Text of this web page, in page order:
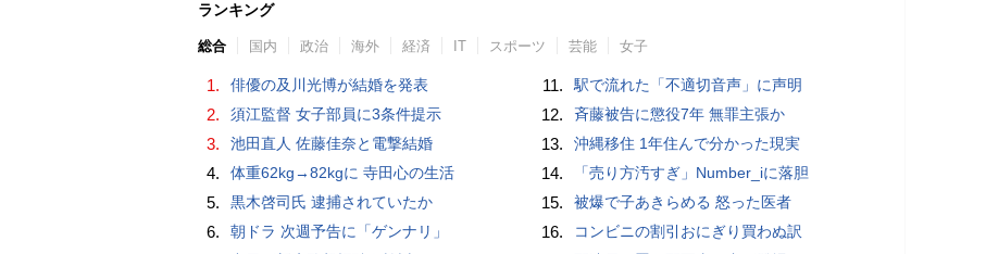
ランキング
総合 国内 政治 海外 経済 IT スポーツ 芸能 女子
1. 俳優の及川光博が結婚を発表
2. 須江監督 女子部員に3条件提示
3. 池田直人 佐藤佳奈と電撃結婚
4. 体重62kg→82kgに 寺田心の生活
5. 黒木啓司氏 逮捕されていたか
6. 朝ドラ 次週予告に「ゲンナリ」
11. 駅で流れた「不適切音声」に声明
12. 斉藤被告に懲役7年 無罪主張か
13. 沖縄移住 1年住んで分かった現実
14. 「売り方汚すぎ」Number_iに落胆
15. 被爆で子あきらめる 怒った医者
16. コンビニの割引おにぎり買わぬ訳